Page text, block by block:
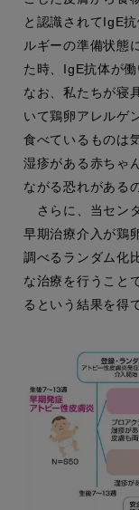
と認識されてIgE
ルギーの準備状態
た時、IgE抗体が
なお、私たちが寝
いて鶏卵アレルゲ
食べているものは
湿疹がある赤ちゃ
ながる恐れがある
さらに、当セン
早期治療介入が鶏
調べるランダム化
な治療を行うこと
るという結果を得